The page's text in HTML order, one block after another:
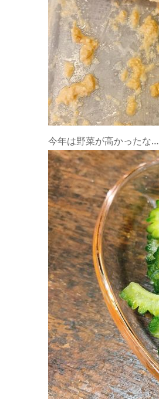
今年は野菜が高かったな…